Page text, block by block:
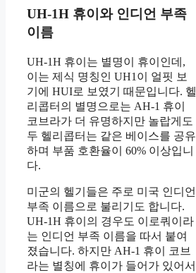
UH-1H 휴이와 인디언 부족
이름
UH-1H 휴이는 별명이 휴이인데,
이는 제식 명칭인 UH1이 얼핏 보
기에 HUI로 보였기 때문입니다. 헬
리콥터의 별명으로는 AH-1 휴이
코브라가 더 유명하지만 놀랍게도
두 헬리콥터는 같은 베이스를 공유
하며 부품 호환율이 60% 이상입니
다.
미군의 헬기들은 주로 미국 인디언
부족 이름으로 불리기도 합니다.
UH-1H 휴이의 경우도 이로쿼이라
는 인디언 부족 이름을 따서 붙여
졌습니다. 하지만 AH-1 휴이 코브
라는 별칭에 휴이가 들어가 있어서